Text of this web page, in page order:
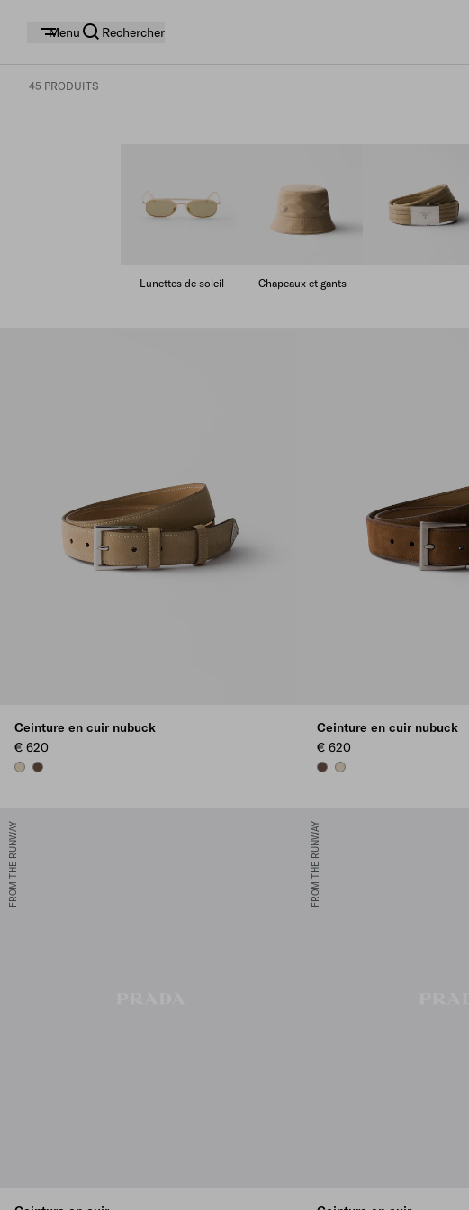
Menu Rechercher
45 PRODUITS
Lunettes de soleil Chapeaux et gants
Ceinture en cuir nubuck
€ 620
DESERT BEIGE
COCOA BROWN
Ceinture en cuir nubuck
€ 620
COCOA BROWN
DESERT BEIGE
FROM THE RUNWAY FROM THE RUNWAY